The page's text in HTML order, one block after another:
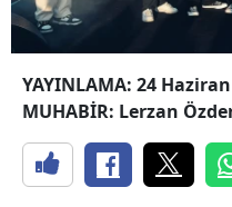
YAYINLAMA: 24
MUHABİR: Lerzan